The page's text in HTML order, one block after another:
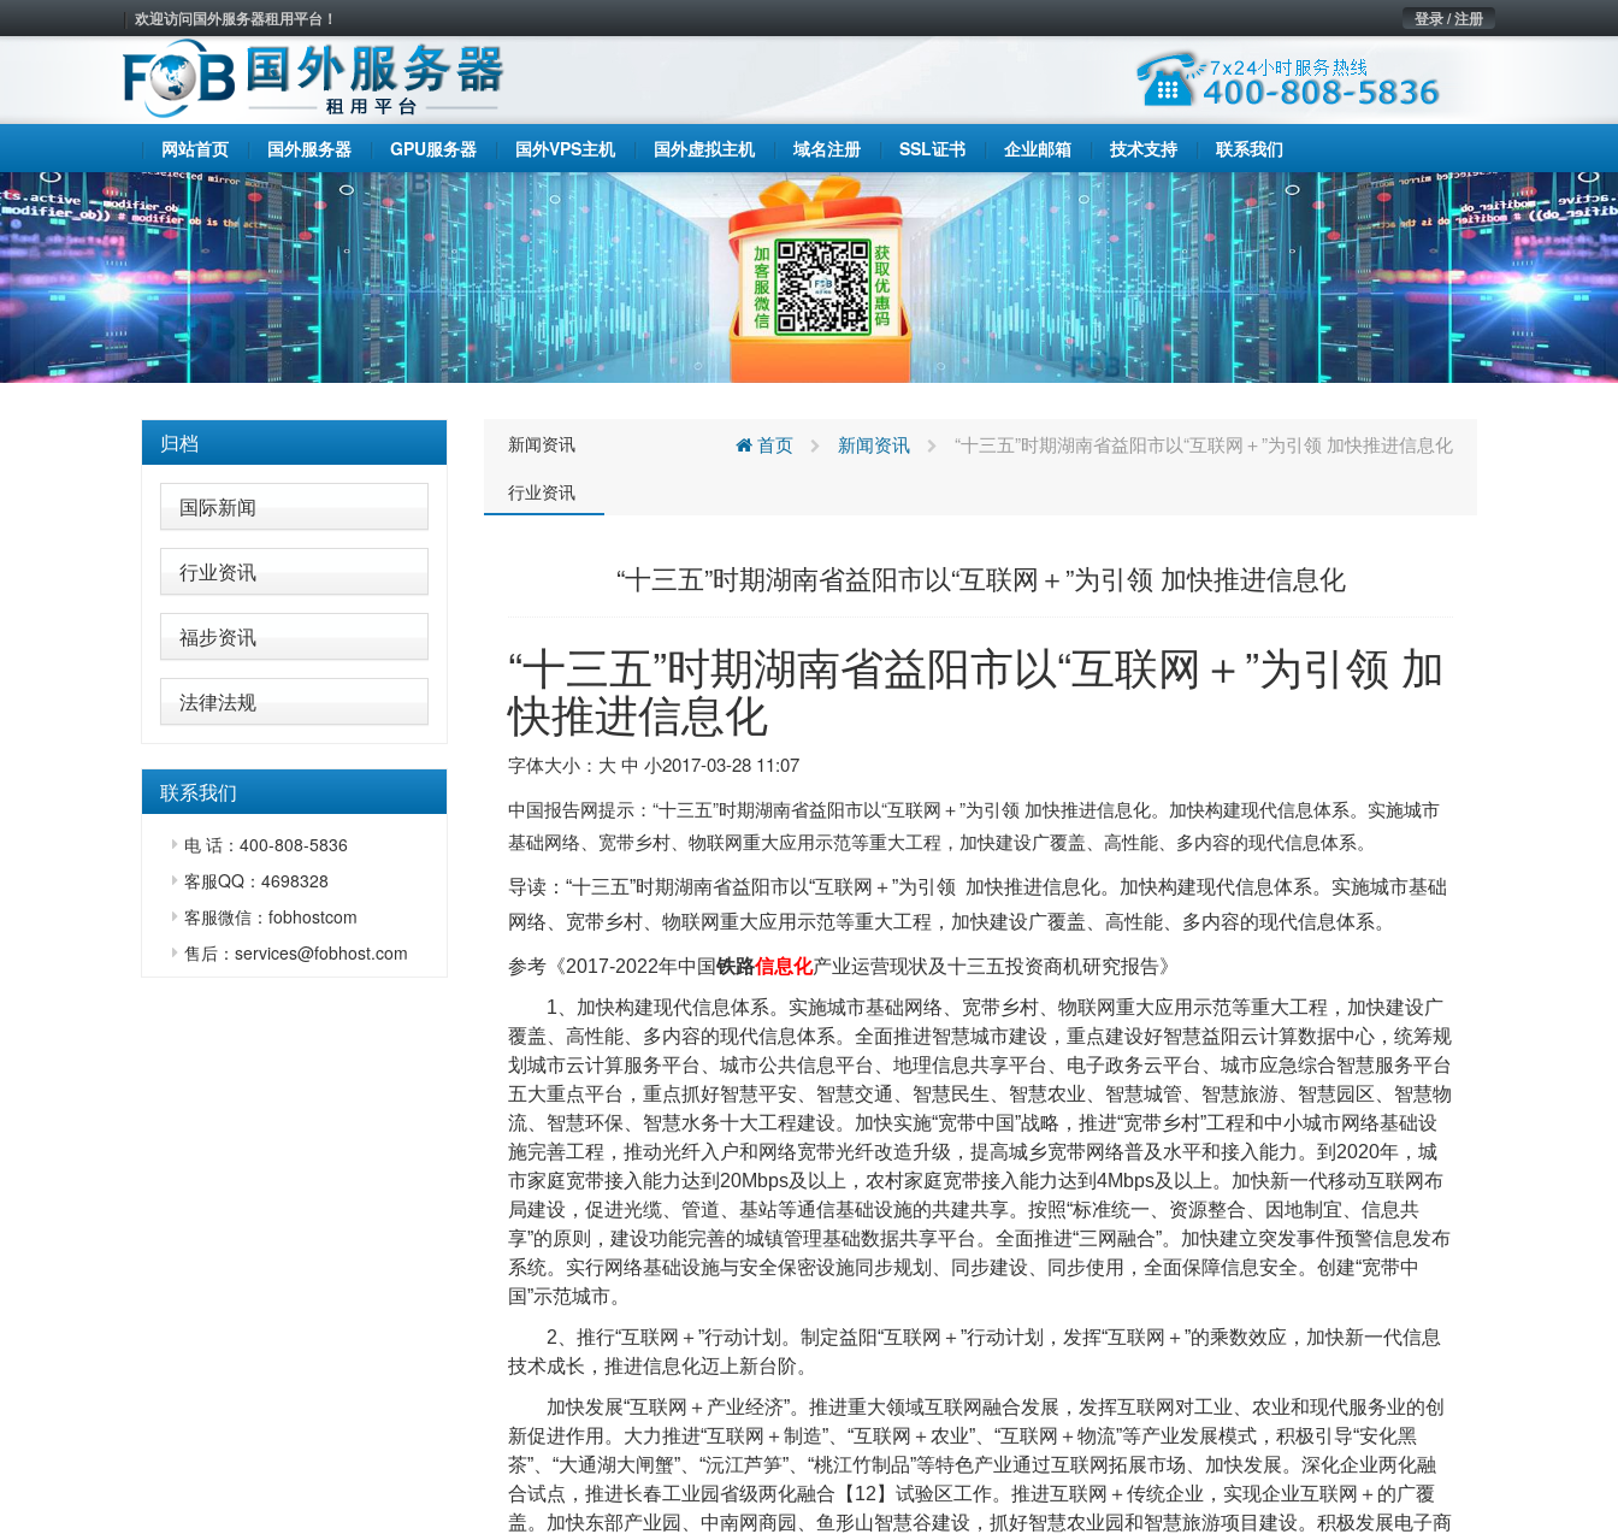
欢迎访问国外服务器租用平台！ 登录 / 注册
网站首页 国外服务器 GPU服务器 国外VPS主机 国外虚拟主机 域名注册 SSL证书 企业邮箱 技术支持 联系我们
归档
国际新闻
行业资讯
福步资讯
法律法规
联系我们
电 话：400-808-5836
客服QQ：4698328
客服微信：fobhostcom
售后：services@fobhost.com
新闻资讯
行业资讯
首页 新闻资讯 “十三五”时期湖南省益阳市以“互联网＋”为引领 加快推进信息化
“十三五”时期湖南省益阳市以“互联网＋”为引领 加快推进信息化
“十三五”时期湖南省益阳市以“互联网＋”为引领 加
快推进信息化
字体大小：大 中 小2017-03-28 11:07
中国报告网提示：“十三五”时期湖南省益阳市以“互联网＋”为引领 加快推进信息化。加快构建现代信息体系。实施城市
基础网络、宽带乡村、物联网重大应用示范等重大工程，加快建设广覆盖、高性能、多内容的现代信息体系。
导读： “十三五”时期湖南省益阳市以“互联网＋”为引领 加快推进信息化。加快构建现代信息体系。实施城市基础
网络、宽带乡村、物联网重大应用示范等重大工程，加快建设广覆盖、高性能、多内容的现代信息体系。
参考《2017-2022年中国铁路信息化产业运营现状及十三五投资商机研究报告》
1 、加快构建现代信息体系。实施城市基础网络、宽带乡村、物联网重大应用示范等重大工程，加快建设广
覆盖、高性能、多内容的现代信息体系。全面推进智慧城市建设，重点建设好智慧益阳云计算数据中心，统筹规
划城市云计算服务平台、城市公共信息平台、地理信息共享平台、电子政务云平台、城市应急综合智慧服务平台
五大重点平台，重点抓好智慧平安、智慧交通、智慧民生、智慧农业、智慧城管、智慧旅游、智慧园区、智慧物
流、智慧环保、智慧水务十大工程建设。加快实施“宽带中国”战略，推进“宽带乡村”工程和中小城市网络基础设
施完善工程，推动光纤入户和网络宽带光纤改造升级，提高城乡宽带网络普及水平和接入能力。到 2020年，城
市家庭宽带接入能力达到 20Mbps及以上，农村家庭宽带接入能力达到 4Mbps及以上。加快新一代移动互联网布
局建设，促进光缆、管道、基站等通信基础设施的共建共享。按照“标准统一、资源整合、因地制宜、信息共
享”的原则，建设功能完善的城镇管理基础数据共享平台。全面推进“三网融合”。加快建立突发事件预警信息发布
系统。实行网络基础设施与安全保密设施同步规划、同步建设、同步使用，全面保障信息安全。创建“宽带中
国”示范城市。
2 、推行“互联网＋”行动计划。制定益阳“互联网＋”行动计划，发挥“互联网＋”的乘数效应，加快新一代信息
技术成长，推进信息化迈上新台阶。
加快发展“互联网＋产业经济”。推进重大领域互联网融合发展，发挥互联网对工业、农业和现代服务业的创
新促进作用。大力推进“互联网＋制造”、“互联网＋农业”、“互联网＋物流”等产业发展模式，积极引导“安化黑
茶”、“大通湖大闸蟹”、“沅江芦笋”、“桃江竹制品”等特色产业通过互联网拓展市场、加快发展。深化企业两化融
合试点，推进长春工业园省级两化融合【 12 】试验区工作。推进互联网＋传统企业，实现企业互联网＋的广覆
盖。加快东部产业园、中南网商园、鱼形山智慧谷建设，抓好智慧农业园和智慧旅游项目建设。积极发展电子商